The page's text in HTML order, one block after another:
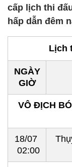
cấp lịch thi
hấp dẫn đêm
Lịch
NGÀY
GIỜ
VÔ ĐỊCH
18/07
02:00